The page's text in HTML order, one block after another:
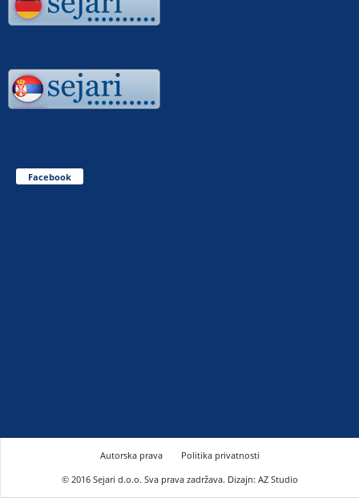
Facebook
Autorska prava
Politika privatnosti
© 2016 Sejari d.o.o. Sva prava zadržava. Dizajn: AZ Studio